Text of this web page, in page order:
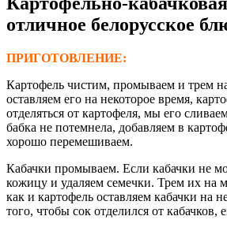
отличное белорусское
ПРИГОТОВЛЕНИЕ:
Картофель чистим, промываем и трем
оставляем его на некоторое время,
отделяться от картофеля, мы его
бабка не потемнела, добавляем в
хорошо перемешиваем.
Кабачки промываем. Если кабачки не
кожицу и удаляем семечки. Трем их на
как и картофель оставляем кабачки на
того, чтобы сок отделился от кабачков,